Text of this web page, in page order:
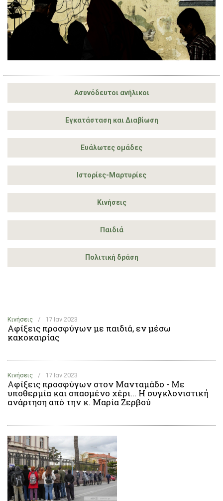
Ασυνόδευτοι ανήλικοι
Εγκατάσταση και Διαβίωση
Ευάλωτες ομάδες
Ιστορίες-Μαρτυρίες
Κινήσεις
Παιδιά
Πολιτική δράση
Κινήσεις / 17 Ιαν 2023
Αφίξεις προσφύγων με παιδιά, εν μέσω
κακοκαιρίας
Κινήσεις / 17 Ιαν 2023
Αφίξεις προσφύγων στον Μανταμάδο - Με
υποθερμία και σπασμένο χέρι... Η συγκλονιστική
ανάρτηση από την κ. Μαρία Ζερβού